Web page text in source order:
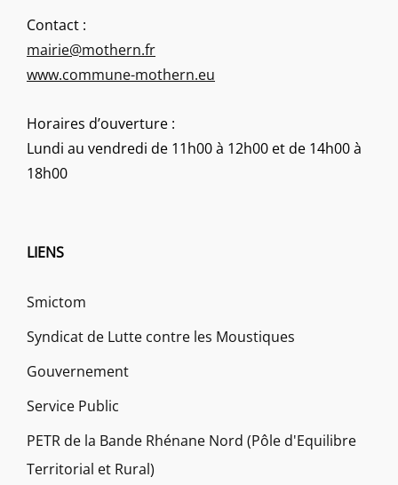
Contact :
mairie@mothern.fr
www.commune-mothern.eu
Horaires d’ouverture :
Lundi au vendredi de 11h00 à 12h00 et de 14h00 à
18h00
LIENS
Smictom
Syndicat de Lutte contre les Moustiques
Gouvernement
Service Public
PETR de la Bande Rhénane Nord (Pôle d'Equilibre
Territorial et Rural)